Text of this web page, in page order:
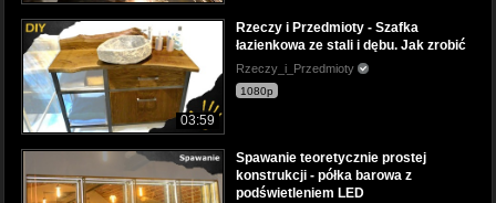
03:59
Rzeczy i Przedmioty - Szafka
łazienkowa ze stali i dębu. Jak zrobić
Rzeczy_i_Przedmioty
1080p
Spawanie teoretycznie prostej
konstrukcji - półka barowa z
podświetleniem LED